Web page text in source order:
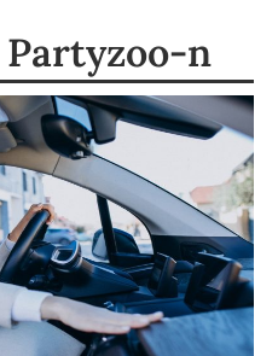
Partyzoo-n